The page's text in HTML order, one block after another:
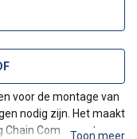
voor de montage van
nodig zijn. Het maakt
Components-
Toon meer